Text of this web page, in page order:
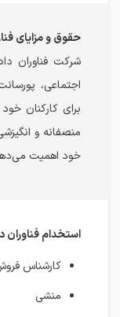
حقوق و مزایای
شرکت فناوران
اجتماعی،
برای کارکنان
منصفانه و
خود اهمیت
استخدام فناوران
کارشناس
منشی